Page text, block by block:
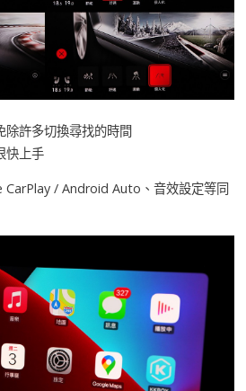
除許多切換尋找的時間
快上手
CarPlay / Android Auto、音效設定等同